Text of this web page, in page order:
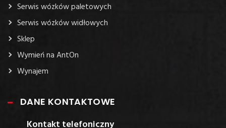
Serwis wózków paletowych
Serwis wózków widłowych
Sklep
Wymień na AntOn
Wynajem
DANE KONTAKTOWE
Kontakt telefoniczny